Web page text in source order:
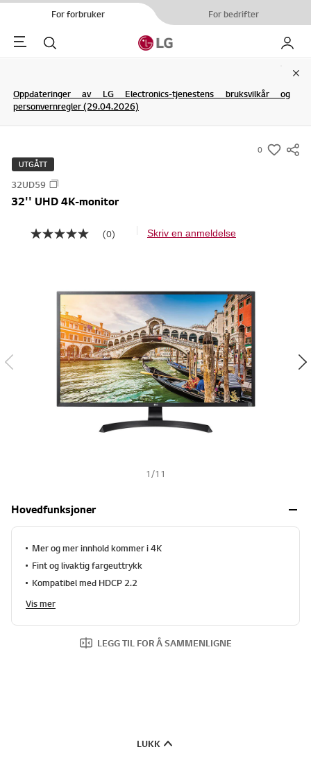
For forbruker For bedrifter
Menu Søk My LG
Oppdateringer av LG Electronics-tjenestens bruksvilkår og
personvernregler (29.04.2026)
0
s
UTGÅTT
32UD59
32'' UHD 4K-monitor
I
v
d
e
r
i
n
g
.
S
m
n
e
.
(0) Skriv en anmeldelse
1 /11
Hovedfunksjoner
Mer og mer innhold kommer i 4K
Fint og livaktig fargeuttrykk
Kompatibel med HDCP 2.2
Vis mer
LEGG TIL FOR Å SAMMENLIGNE
LUKK